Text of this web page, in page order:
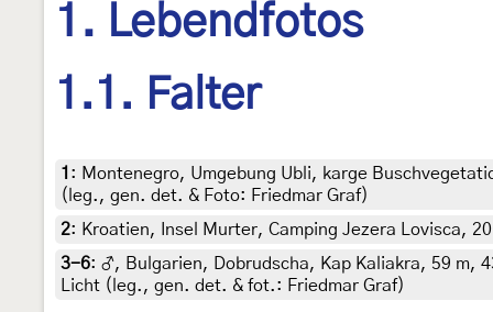
1. Lebendfotos
1.1. Falter
1 : Montenegro, Umgebung Ubli, karge
(leg., gen. det. & Foto: Friedmar Graf)
2: Kroatien, Insel Murter, Camping Jezera Lovisca,
3-6: ♂, Bulgarien, Dobrudscha, Kap Kaliakra, 59 m,
Licht (leg., gen. det. & fot.: Friedmar Graf)